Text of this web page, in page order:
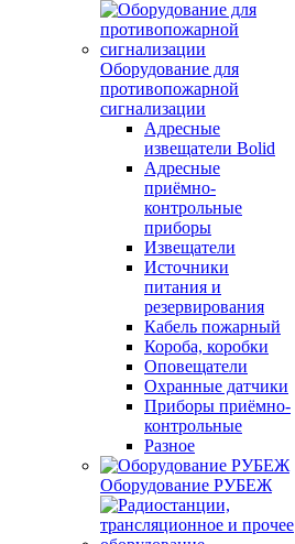
Оборудование для
противопожарной
сигнализации
Адресные
извещатели Bolid
Адресные
приёмно-
контрольные
приборы
Извещатели
Источники
питания и
резервирования
Кабель пожарный
Короба, коробки
Оповещатели
Охранные датчики
Приборы приёмно-
контрольные
Разное
Оборудование РУБЕЖ